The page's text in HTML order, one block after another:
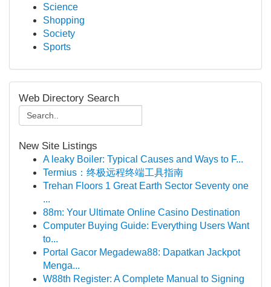
Science
Shopping
Society
Sports
Web Directory Search
New Site Listings
A leaky Boiler: Typical Causes and Ways to F...
Termius：终极远程终端工具指南
Trehan Floors 1 Great Earth Sector Seventy one
...
88m: Your Ultimate Online Casino Destination
Computer Buying Guide: Everything Users Want
to...
Portal Gacor Megadewa88: Dapatkan Jackpot
Menga...
W88th Register: A Complete Manual to Signing